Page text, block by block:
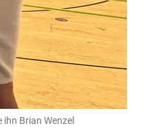
Brian Wenzel